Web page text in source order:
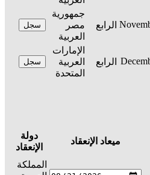
الرابع
جمهورية
مصر
العربية
سجل
الرابع
الإمارات
العربية
المتحدة
سجل
ميعاد الإنعقاد
دولة
الإنعقاد
المملكة